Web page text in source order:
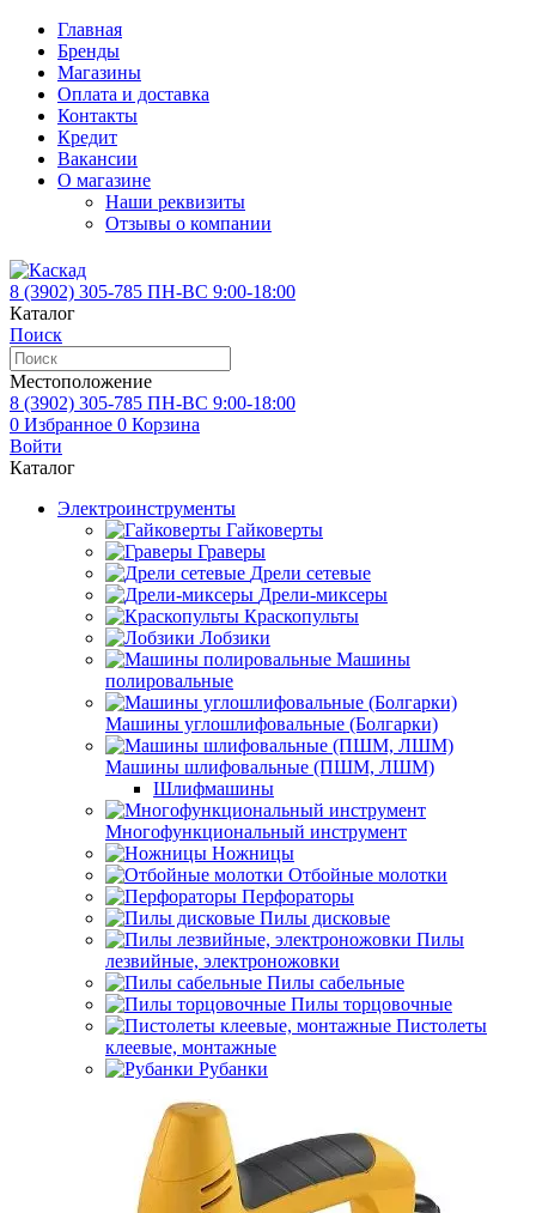
Главная
Бренды
Магазины
Оплата и доставка
Контакты
Кредит
Вакансии
О магазине
Наши реквизиты
Отзывы о компании
8 (3902) 305-785 ПН-ВС 9:00-18:00
Каталог
Поиск
Местоположение
8 (3902) 305-785 ПН-ВС 9:00-18:00
0 Избранное 0 Корзина
Войти
Каталог
Электроинструменты
Гайковерты
Граверы
Дрели сетевые
Дрели-миксеры
Краскопульты
Лобзики
Машины
полировальные
Машины углошлифовальные (Болгарки)
Машины шлифовальные (ПШМ, ЛШМ)
Шлифмашины
Многофункциональный инструмент
Ножницы
Отбойные молотки
Перфораторы
Пилы дисковые
Пилы
лезвийные, электроножовки
Пилы сабельные
Пилы торцовочные
Пистолеты
клеевые, монтажные
Рубанки